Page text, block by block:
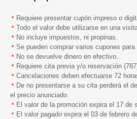
Requiere presentar cupón impreso o
Todo el valor debe utilizarse en una
No incluye impuestos, ni propinas.
Se pueden comprar varios cupones para
No se devuelve dinero en efectivo.
Requiere cita previa y/o reservación
Cancelaciones deben efectuarse 72
De no presentarse a su cita perderá el
el precio anunciado.
El valor de la promoción expira el 17 de
El valor pagado expira el 03 de febrero